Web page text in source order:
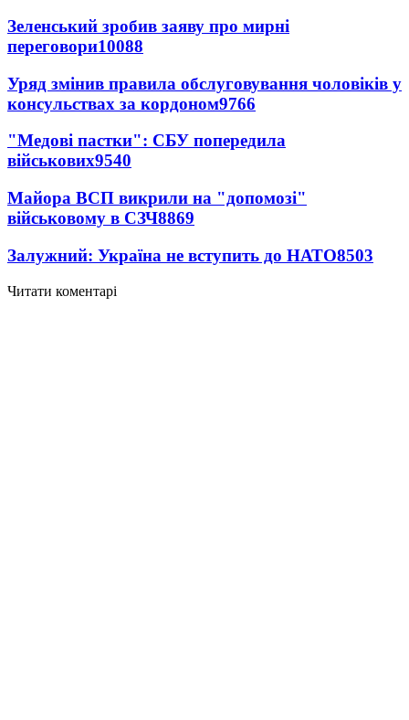
Зеленський зробив заяву про мирні
переговори10088
Уряд змінив правила обслуговування чоловіків у
консульствах за кордоном9766
"Медові пастки": СБУ попередила
військових9540
Майора ВСП викрили на "допомозі"
військовому в СЗЧ8869
Залужний: Україна не вступить до НАТО8503
Читати коментарі